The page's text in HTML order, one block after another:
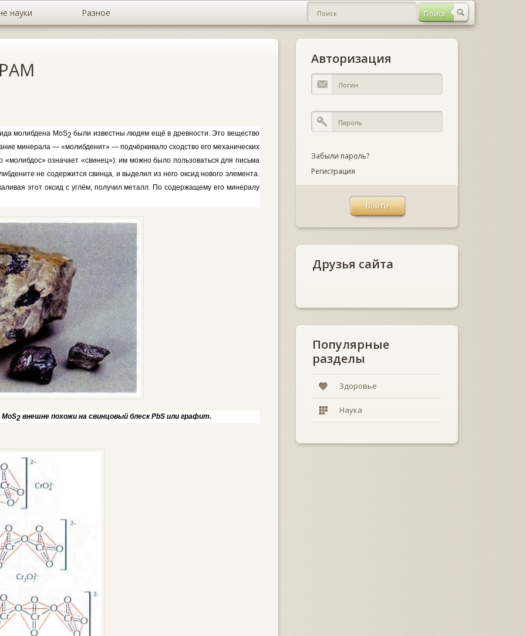
науки Разное
молибдена MoS2были известны людям ещё в древно­сти. Это вещество
минерала — «молибденит» — под­чёркивало сходство его механиче­ских
«молибдос» означает «свинец»): им можно было пользоваться для письма
не содержится свинца, и выделил из него оксид нового элемен­та.
этот оксид с углём, получил металл. По содержа­щему его минералу
MoS2 внешне похожи на свинцовый блескPbS или графит.
Авторизация
Забыли пароль?
Регистрация
Друзья сайта
Популярные
разделы
Здоровье
Наука